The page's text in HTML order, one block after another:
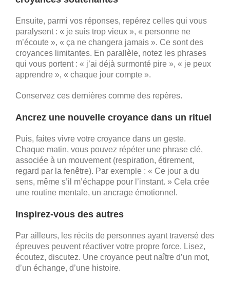
Ensuite, parmi vos réponses, repérez celles qui vous
paralysent : « je suis trop vieux », « personne ne
m’écoute », « ça ne changera jamais ». Ce sont des
croyances limitantes. En parallèle, notez les phrases
qui vous portent : « j’ai déjà surmonté pire », « je peux
apprendre », « chaque jour compte ».
Conservez ces dernières comme des repères.
Ancrez une nouvelle croyance dans un rituel
Puis, faites vivre votre croyance dans un geste.
Chaque matin, vous pouvez répéter une phrase clé,
associée à un mouvement (respiration, étirement,
regard par la fenêtre). Par exemple : « Ce jour a du
sens, même s’il m’échappe pour l’instant. » Cela crée
une routine mentale, un ancrage émotionnel.
Inspirez-vous des autres
Par ailleurs, les récits de personnes ayant traversé des
épreuves peuvent réactiver votre propre force. Lisez,
écoutez, discutez. Une croyance peut naître d’un mot,
d’un échange, d’une histoire.